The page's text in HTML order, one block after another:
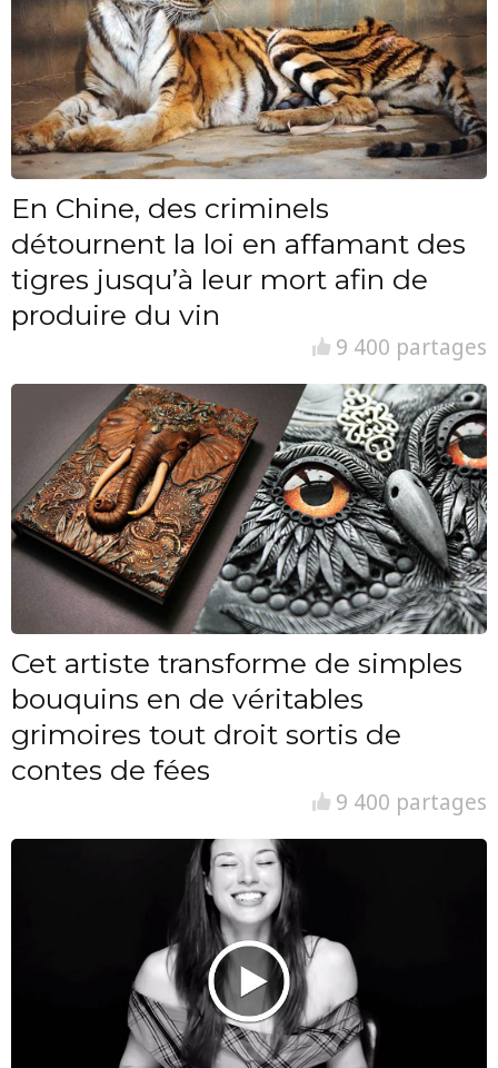
En Chine, des criminels
détournent la loi en affamant des
tigres jusqu’à leur mort afin de
produire du vin
9 400 partages
Cet artiste transforme de simples
bouquins en de véritables
grimoires tout droit sortis de
contes de fées
9 400 partages